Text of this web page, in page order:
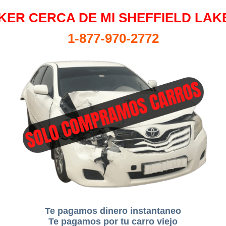
CERCA DE MI SHEFFIELD
1-877-970-2772
Te pagamos dinero instantaneo
Te pagamos por tu carro viejo